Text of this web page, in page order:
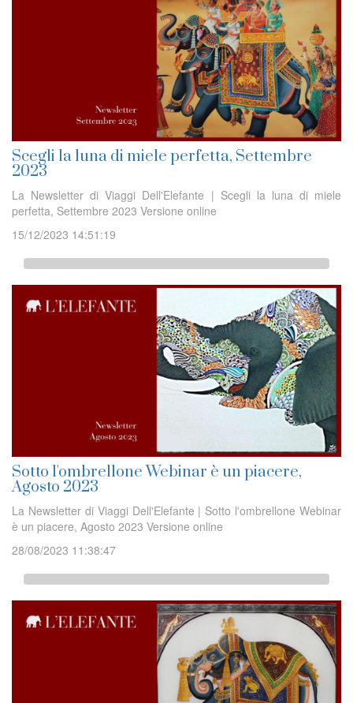
Scegli la luna di miele perfetta, Settembre
2023
La Newsletter di Viaggi Dell'Elefante | Scegli la luna di miele
perfetta, Settembre 2023 Versione online
15/12/2023 14:51:19
Sotto l'ombrellone Webinar è un piacere,
Agosto 2023
La Newsletter di Viaggi Dell'Elefante | Sotto l'ombrellone Webinar
è un piacere, Agosto 2023 Versione online
28/08/2023 11:38:47